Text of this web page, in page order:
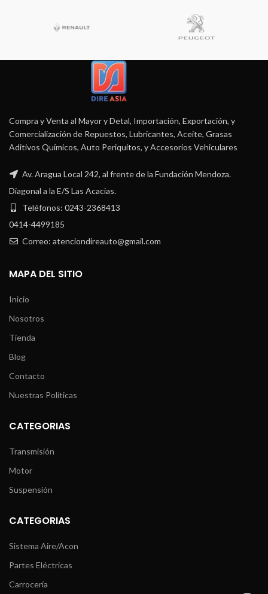
Compra y Venta al Mayor y Detal, Importación, Exportación, y
Comercialización de Repuestos, Lubricantes, Aceite, Grasas
Aditivos Químicos, Auto Periquitos, y Accesorios Vehiculares
Av. Aragua Local 242, al frente de la Fundación Mendoza.
Diagonal a la E/S Las Acacias.
Teléfonos: 0243-2368413
0414-4499185
Correo: atenciondireauto@gmail.com
MAPA DEL SITIO
Inicio
Nosotros
Tienda
Blog
Contacto
Nuestras Políticas
CATEGORIAS
Transmisión
Motor
Suspensión
CATEGORIAS
Sistema Aire/Acon
Partes Eléctricas
Carrocería